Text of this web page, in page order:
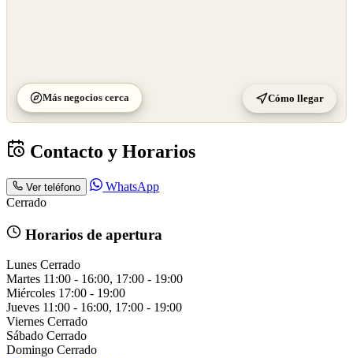
Más negocios cerca Cómo llegar
Contacto y Horarios
Ver teléfono
WhatsApp
Cerrado
Horarios de apertura
Lunes Cerrado
Martes 11:00 - 16:00, 17:00 - 19:00
Miércoles 17:00 - 19:00
Jueves 11:00 - 16:00, 17:00 - 19:00
Viernes Cerrado
Sábado Cerrado
Domingo Cerrado